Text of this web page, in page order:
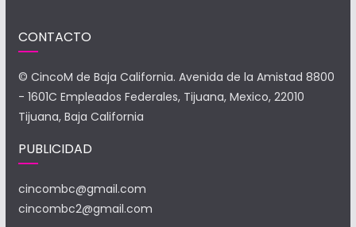
CONTACTO
© CincoM de Baja California. Avenida de la Amistad 8800
- 1601C Empleados Federales, Tijuana, Mexico, 22010
Tijuana, Baja California
PUBLICIDAD
cincombc@gmail.com
cincombc2@gmail.com